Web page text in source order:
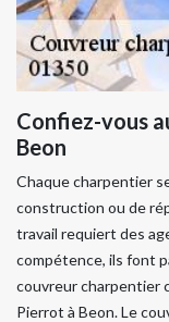
Confiez-vous
Beon
Chaque charpentier
construction ou de
travail requiert des
compétence, ils font
couvreur charpentier
Pierrot à Beon. Le